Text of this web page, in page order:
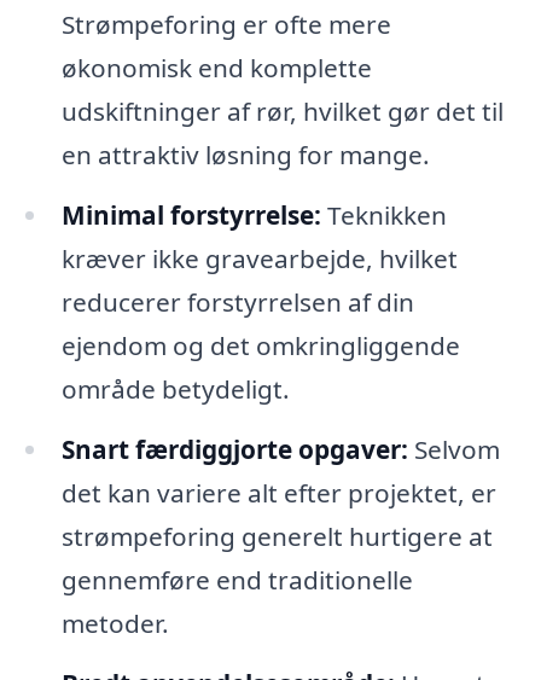
Strømpeforing er ofte mere
økonomisk end komplette
udskiftninger af rør, hvilket gør det til
en attraktiv løsning for mange.
Minimal forstyrrelse: Teknikken
kræver ikke gravearbejde, hvilket
reducerer forstyrrelsen af din
ejendom og det omkringliggende
område betydeligt.
Snart færdiggjorte opgaver: Selvom
det kan variere alt efter projektet, er
strømpeforing generelt hurtigere at
gennemføre end traditionelle
metoder.